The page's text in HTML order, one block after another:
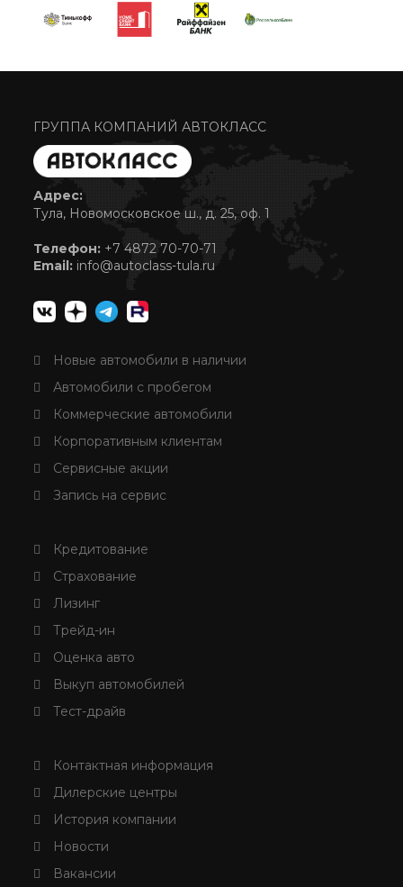
ГРУППА КОМПАНИЙ АВТОКЛАСС
Адрес:
Тула, Новомосковское ш., д. 25, оф. 1
Телефон: +7 4872 70-70-71
Email: info@autoclass-tula.ru
Новые автомобили в наличии
Автомобили с пробегом
Коммерческие автомобили
Корпоративным клиентам
Сервисные акции
Запись на сервис
Кредитование
Страхование
Лизинг
Трейд-ин
Оценка авто
Выкуп автомобилей
Тест-драйв
Контактная информация
Дилерские центры
История компании
Новости
Вакансии